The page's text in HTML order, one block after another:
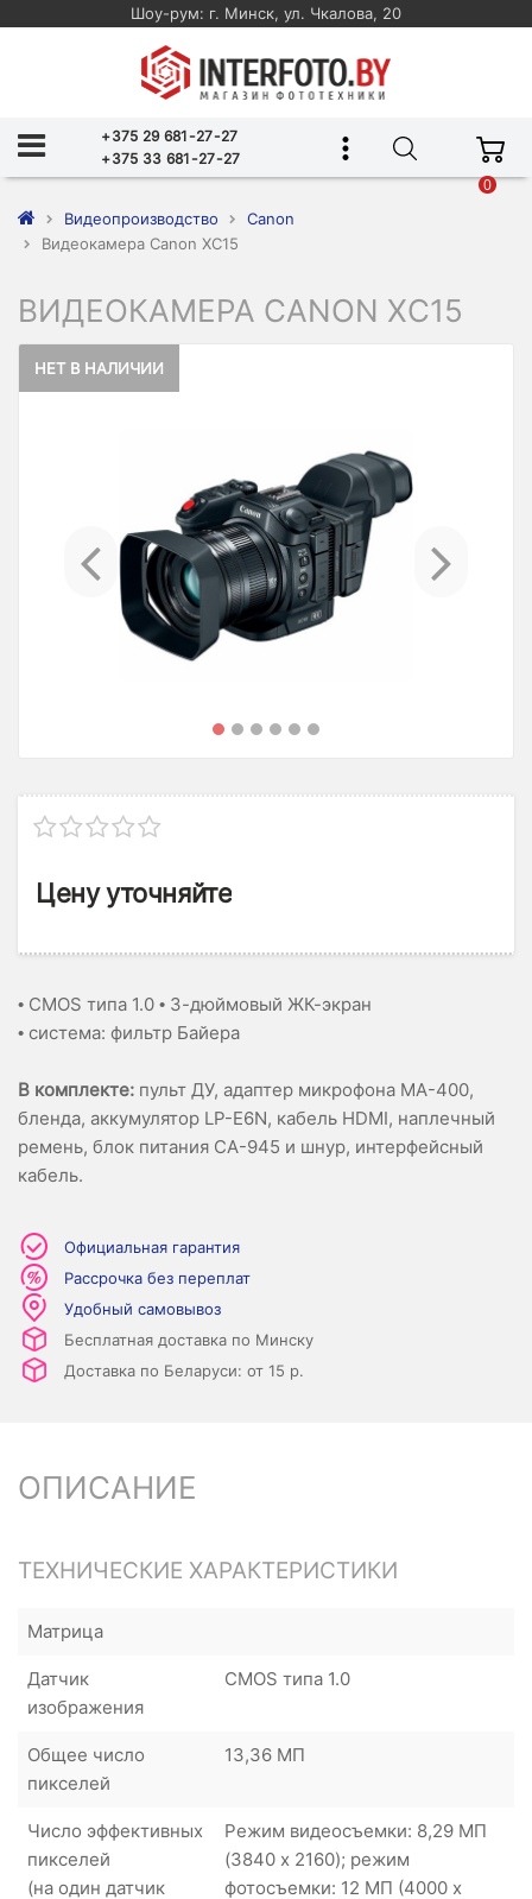
Шоу-рум: г. Минск, ул. Чкалова, 20
+375 29 681-27-27
+375 33 681-27-27
0
Видеопроизводство
Canon
Видеокамера Canon XC15
ВИДЕОКАМЕРА CANON XC15
НЕТ В НАЛИЧИИ
Previous
Цену уточняйте
• CMOS типа 1.0 • 3-дюймовый ЖК-экран
• cистема: фильтр Байера
В комплекте: пульт ДУ, адаптер микрофона MA-400,
бленда, аккумулятор LP-E6N, кабель HDMI, наплечный
ремень, блок питания CA-945 и шнур, интерфейсный
кабель.
Официальная гарантия
Рассрочка без переплат
Удобный самовывоз
Бесплатная доставка по Минску
Доставка по Беларуси: от 15 р.
ОПИСАНИЕ
ТЕХНИЧЕСКИЕ ХАРАКТЕРИСТИКИ
Матрица
Датчик
изображения
CMOS типа 1.0
Общее число
пикселей
13,36 МП
Число эффективных
пикселей
(на один датчик
Режим видеосъемки: 8,29 МП
(3840 x 2160); режим
фотосъемки: 12 МП (4000 x